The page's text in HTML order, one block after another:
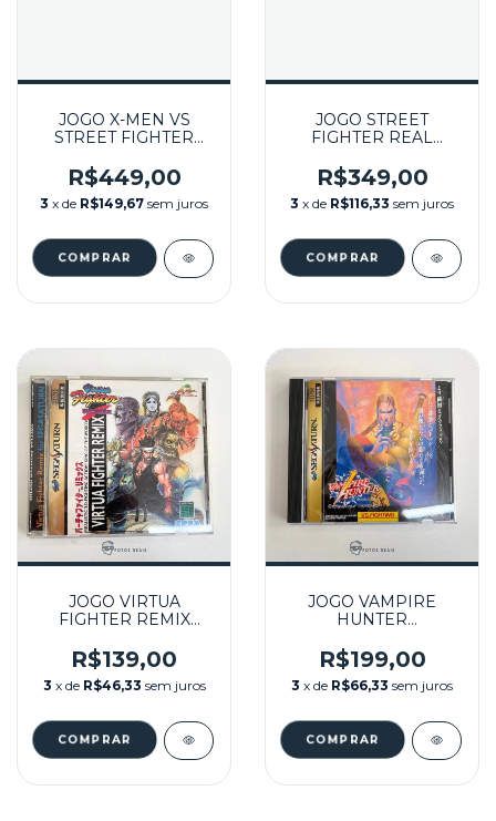
JOGO X-MEN VS
STREET FIGHTER
SEGA SATURN
R$449,00
3 x de R$149,67 sem juros
JOGO STREET
FIGHTER REAL
(JPN) SEMINOVO -
SEGA SATURN
R$349,00
3 x de R$116,33 sem juros
JOGO VIRTUA
FIGHTER REMIX
SEGA SATURN
R$139,00
3 x de R$46,33 sem juros
JOGO VAMPIRE
HUNTER
REVENGE (JPN)
SEMINOVO - SEGA
SATURN
R$199,00
3 x de R$66,33 sem juros